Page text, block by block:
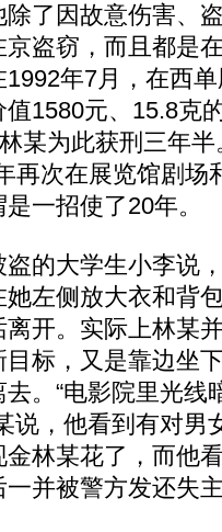
因故意伤害、
盗窃，而且都是
年7月，在西
1580元、15.8克
某为此获刑三年
再次在展览馆剧场
一招使了20年。
大学生小李说
左侧放大衣和背
开。实际上林某
标，又是靠边坐
。“电影院里光线
说，他看到有对男
林某花了，而他
并被警方发还失